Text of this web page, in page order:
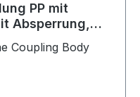
PP mit
Absperrung,
Coupling Body